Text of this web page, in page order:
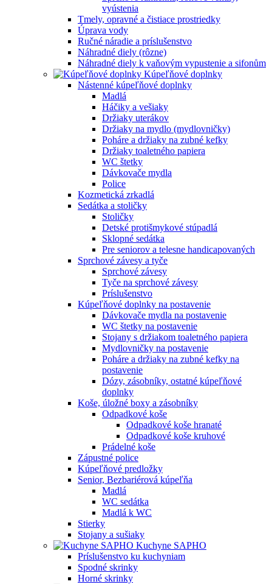
vyústenia
Tmely, opravné a čistiace prostriedky
Úprava vody
Ručné náradie a príslušenstvo
Náhradné diely (rôzne)
Náhradné diely k vaňovým vypustenie a sifonům
Kúpeľňové doplnky
Nástenné kúpeľňové doplnky
Madlá
Háčiky a vešiaky
Držiaky uterákov
Držiaky na mydlo (mydlovničky)
Poháre a držiaky na zubné kefky
Držiaky toaletného papiera
WC štetky
Dávkovače mydla
Police
Kozmetická zrkadlá
Sedátka a stoličky
Stoličky
Detské protišmykové stúpadlá
Sklopné sedátka
Pre seniorov a telesne handicapovaných
Sprchové závesy a tyče
Sprchové závesy
Tyče na sprchové závesy
Príslušenstvo
Kúpeľňové doplnky na postavenie
Dávkovače mydla na postavenie
WC štetky na postavenie
Stojany s držiakom toaletného papiera
Mydlovničky na postavenie
Poháre a držiaky na zubné kefky na
postavenie
Dózy, zásobníky, ostatné kúpeľňové
doplnky
Koše, úložné boxy a zásobníky
Odpadkové koše
Odpadkové koše hranaté
Odpadkové koše kruhové
Prádelné koše
Zápustné police
Kúpeľňové predložky
Senior, Bezbariérová kúpeľňa
Madlá
WC sedátka
Madlá k WC
Stierky
Stojany a sušiaky
Kuchyne SAPHO
Príslušenstvo ku kuchyniam
Spodné skrinky
Horné skrinky